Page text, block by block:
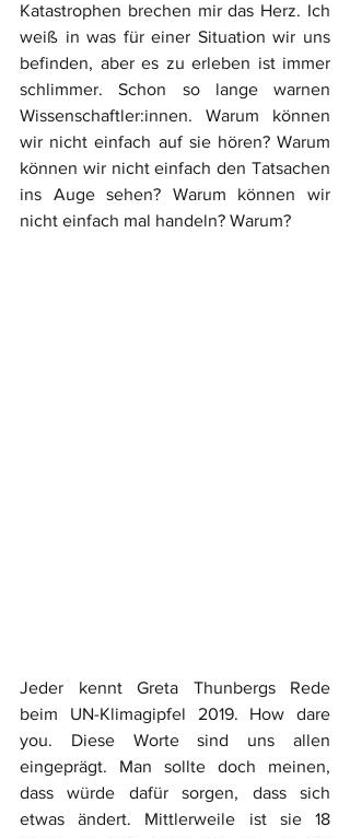
Katastrophen brechen mir das Herz. Ich
weiß in was für einer Situation wir uns
befinden, aber es zu erleben ist immer
schlimmer. Schon so lange warnen
Wissenschaftler:innen. Warum können
wir nicht einfach auf sie hören? Warum
können wir nicht einfach den Tatsachen
ins Auge sehen? Warum können wir
nicht einfach mal handeln? Warum?
Jeder kennt Greta Thunbergs Rede
beim UN-Klimagipfel 2019. How dare
you. Diese Worte sind uns allen
eingeprägt. Man sollte doch meinen,
dass würde dafür sorgen, dass sich
etwas ändert. Mittlerweile ist sie 18